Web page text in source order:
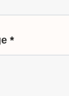
*